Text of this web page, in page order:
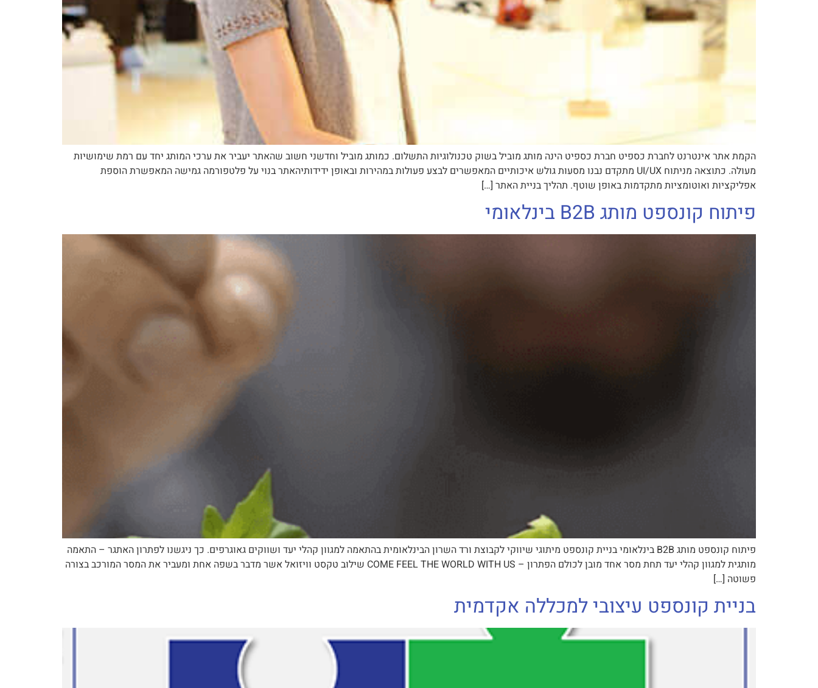
הקמת אתר אינטרנט לחברת כספיט חברת כספיט הינה מותג מוביל בשוק טכנולוגיות התשלום. כמותג מוביל וחדשני חשוב שהאתר יעביר את ערכי המותג יחד עם רמת שימושיות
מעולה. כתוצאה מניתוח UI/UX מתקדם נבנו מסעות גולש איכותיים המאפשרים לבצע פעולות במהירות ובאופן ידידותיהאתר בנוי על פלטפורמה גמישה המאפשרת הוספת
אפליקציות ואוטומציות מתקדמות באופן שוטף. תהליך בניית האתר […]
פיתוח קונספט מותג B2B בינלאומי
פיתוח קונספט מותג B2B בינלאומי בניית קונספט מיתוגי שיווקי לקבוצת ורד השרון הבינלאומית בהתאמה למגוון קהלי יעד ושווקים גאוגרפים. כך ניגשנו לפתרון האתגר – התאמה
מותגית למגוון קהלי יעד תחת מסר אחד מובן לכולם הפתרון – COME FEEL THE WORLD WITH US שילוב טקסט וויזואל אשר מדבר בשפה אחת ומעביר את המסר המורכב בצורה
פשוטה […]
בניית קונספט עיצובי למכללה אקדמית